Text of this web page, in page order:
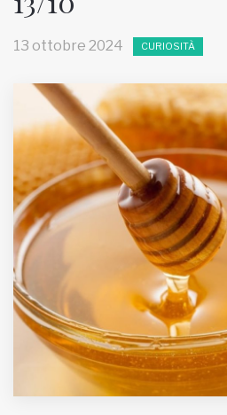
HOME
MUNICIPI
Inviateci le vostre segnalazioni
Iscriviti alla newsletter
Fondato e diretto da Enzo De
Bernardis
EDB edizioni - Via Brivio angolo C.
Imbonati, 89 20159 Milano (Italia)
Informativa sulla privacy
13 ottobre 2024 CURIOSITÀ